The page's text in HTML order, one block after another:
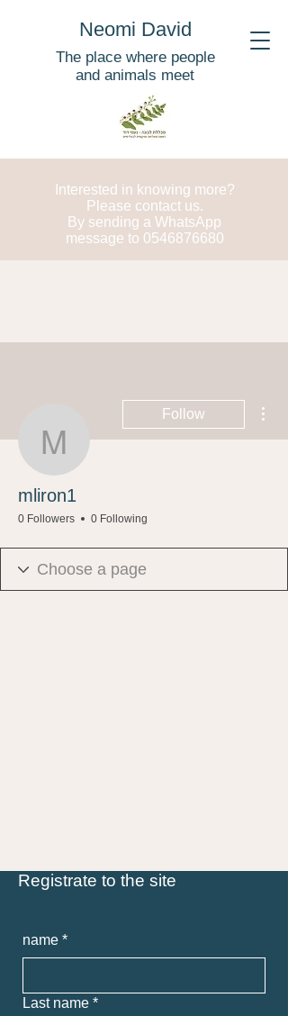
Neomi David
The place where people
and animals meet
Interested in knowing more?
Please contact us.
By sending a WhatsApp
message to 0546876680
mliron1
Follow
mliron1
0 Followers 0 Following
Registrate to the site
name *
Last name *